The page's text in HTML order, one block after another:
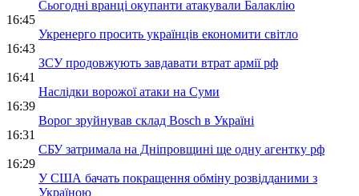
Сьогодні вранці окупанти атакували Балаклію
16:45
Укренерго просить українців економити світло
16:43
ЗСУ продовжують завдавати втрат армії рф
16:41
Наслідки ворожої атаки на Суми
16:39
Ворог зруйнував склад Bosch в Україні
16:31
СБУ затримала на Дніпровщині ще одну агентку рф
16:29
У США бачать покращення обміну розвідданими з
Україною